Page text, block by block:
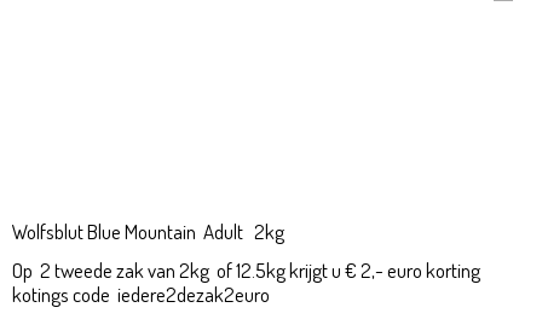
Wolfsblut Blue Mountain Adult 2kg
Op 2 tweede zak van 2kg of 12.5kg krijgt u € 2,- euro korting
kotings code iedere2dezak2euro